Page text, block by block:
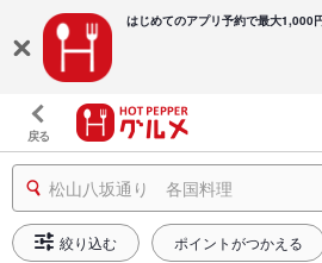
はじめてのアプリ予約で最大1,000
戻る
松山八坂通り 各国料理
絞り込む ポイントがつかえる